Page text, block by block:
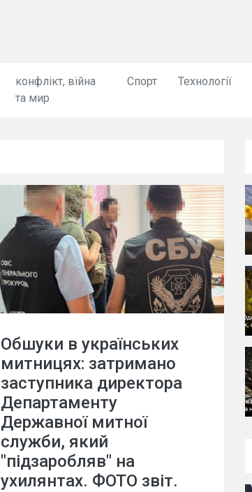
конфлікт, війна
та мир
Спорт Технології
Обшуки в українських
митницях: затримано
заступника директора
Департаменту
Державної митної
служби, який
"підзаробляв" на
ухилянтах. ФОТО звіт.